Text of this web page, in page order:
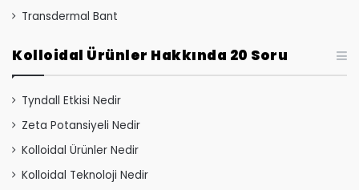
Transdermal Bant
Kolloidal Ürünler Hakkında 20 Soru
Tyndall Etkisi Nedir
Zeta Potansiyeli Nedir
Kolloidal Ürünler Nedir
Kolloidal Teknoloji Nedir